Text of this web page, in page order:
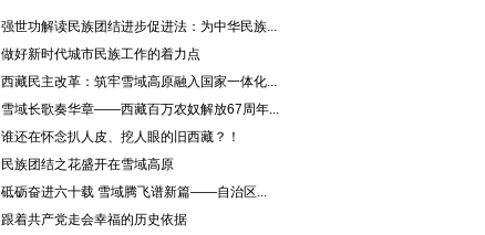
强世功解读民族团结进步促进法：为中华民族...
做好新时代城市民族工作的着力点
西藏民主改革：筑牢雪域高原融入国家一体化...
雪域长歌奏华章——西藏百万农奴解放67周年...
谁还在怀念扒人皮、挖人眼的旧西藏？！
民族团结之花盛开在雪域高原
砥砺奋进六十载 雪域腾飞谱新篇——自治区...
跟着共产党走会幸福的历史依据